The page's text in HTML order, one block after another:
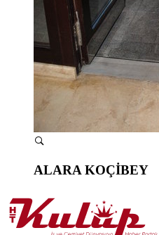
ALARA KOÇİBEY